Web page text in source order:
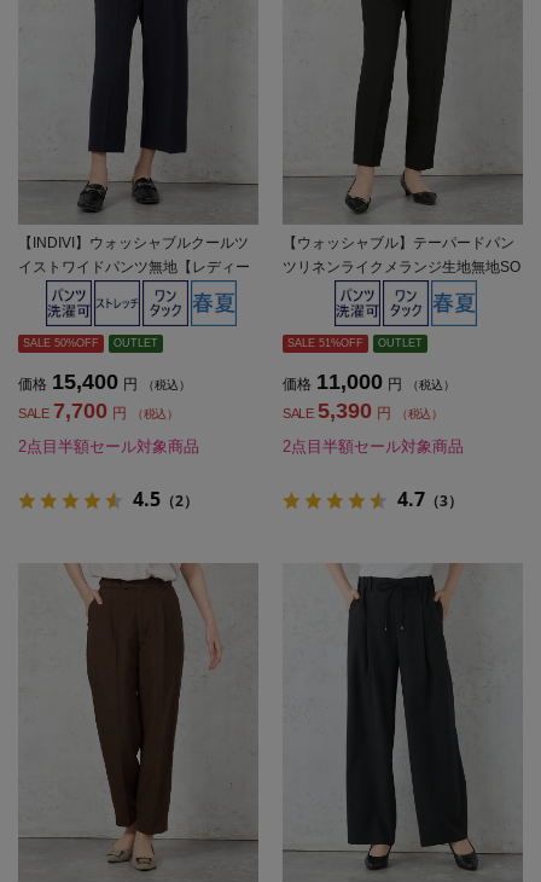
【INDIVI】ウォッシャブルクールツ
イストワイドパンツ無地【レディー
SALE 50%OFF OUTLET
価格 15,400 円 （税込）
SALE 7,700 円 （税込）
2点目半額セール対象商品
4.5 （2）
【ウォッシャブル】テーパードパン
ツリネンライクメランジ生地無地SO
FFICE春夏【レディース】
SALE 51%OFF OUTLET
価格 11,000 円 （税込）
SALE 5,390 円 （税込）
2点目半額セール対象商品
4.7 （3）